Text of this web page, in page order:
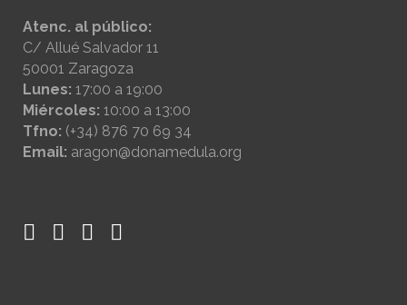
Atenc. al público:
C/ Allué Salvador 11
50001 Zaragoza
Lunes: 17:00 a 19:00
Miércoles: 10:00 a 13:00
Tfno: (+34) 876 70 69 34
Email: aragon@donamedula.org